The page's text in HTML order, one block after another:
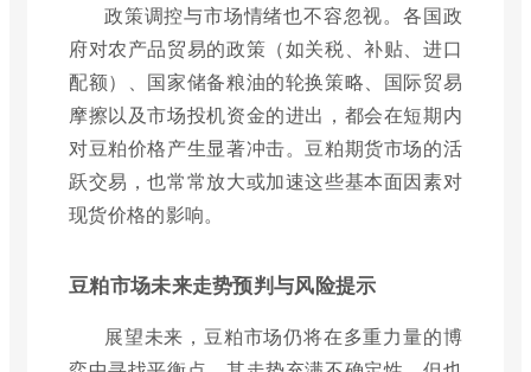
政策调控与市场情绪也不容忽视。各国政
府对农产品贸易的政策（如关税、补贴、进口
配额）、国家储备粮油的轮换策略、国际贸易
摩擦以及市场投机资金的进出，都会在短期内
对豆粕价格产生显著冲击。豆粕期货市场的活
跃交易，也常常放大或加速这些基本面因素对
现货价格的影响。
豆粕市场未来走势预判与风险提示
展望未来，豆粕市场仍将在多重力量的博